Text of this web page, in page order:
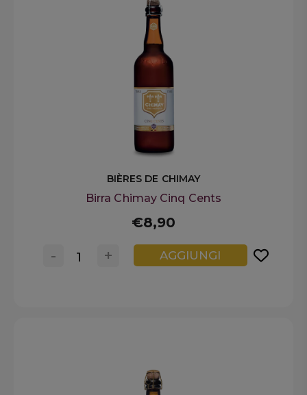
BIÈRES DE CHIMAY
Birra Chimay Cinq Cents
€8,90
+
- AGGIUNGI